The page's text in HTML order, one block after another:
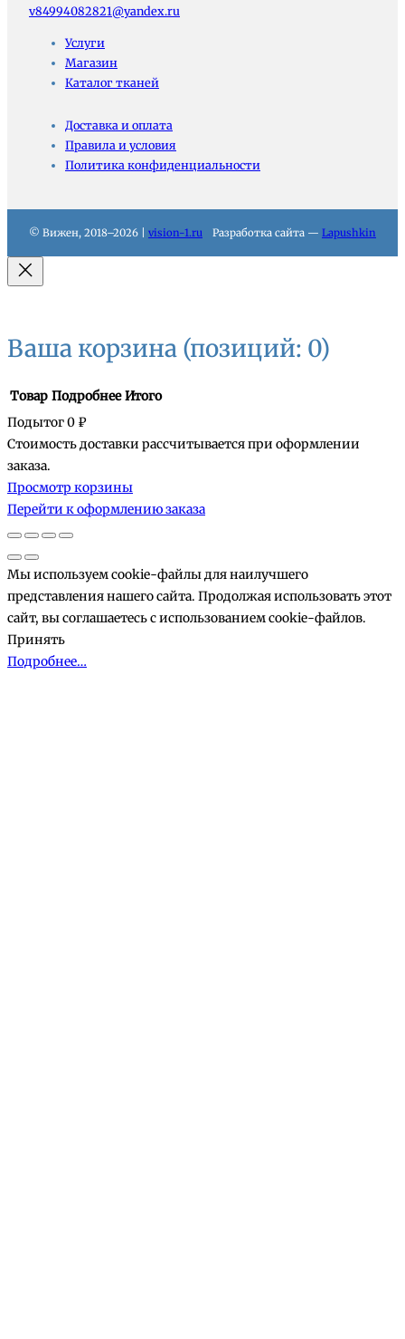
v84994082821@yandex.ru
Услуги
Магазин
Каталог тканей
Доставка и оплата
Правила и условия
Политика конфиденциальности
© Вижен, 2018–2026 | vision-1.ru Разработка сайта — Lapushkin
Ваша корзина (позиций: 0)
Товары
в
корзине
Товар Подробнее Итого
Подытог0 ₽
Стоимость доставки рассчитывается при оформлении
заказа.
Просмотр корзины
Перейти к оформлению заказа
Мы используем cookie-файлы для наилучшего
представления нашего сайта. Продолжая использовать этот
сайт, вы соглашаетесь с использованием cookie-файлов.
Принять
Подробнее…